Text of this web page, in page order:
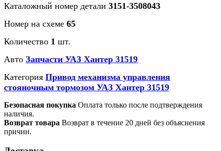
Каталожный номер детали 3151-3508043
Номер на схеме 65
Количество 1 шт.
Авто Запчасти УАЗ Хантер 31519
Категория Привод механизма управления
стояночным тормозом УАЗ Хантер 31519
Безопасная покупка Оплата только после подтверждения
наличия.
Возврат товара Возврат в течение 20 дней без объяснения
причин.